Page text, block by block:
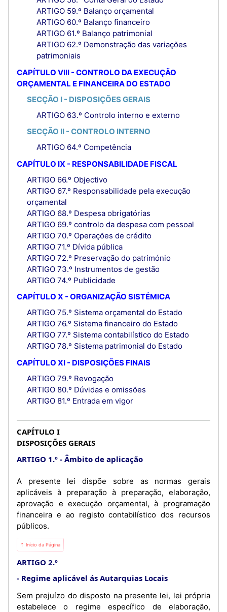
ARTIGO 59.º Balanço orçamental
ARTIGO 60.º Balanço financeiro
ARTIGO 61.º Balanço patrimonial
ARTIGO 62.º Demonstração das variações
patrimoniais
CAPÍTULO VIII - CONTROLO DA EXECUÇÃO
ORÇAMENTAL E FINANCEIRA DO ESTADO
SECÇÃO I - DISPOSIÇÕES GERAIS
ARTIGO 63.º Controlo interno e externo
SECÇÃO II - CONTROLO INTERNO
ARTIGO 64.º Competência
CAPÍTULO IX - RESPONSABILIDADE FISCAL
ARTIGO 66.º Objectivo
ARTIGO 67.º Responsabilidade pela execução
orçamental
ARTIGO 68.º Despesa obrigatórias
ARTIGO 69.º controlo da despesa com pessoal
ARTIGO 70.º Operações de crédito
ARTIGO 71.º Dívida pública
ARTIGO 72.º Preservação do património
ARTIGO 73.º Instrumentos de gestão
ARTIGO 74.º Publicidade
CAPÍTULO X - ORGANIZAÇÃO SISTÉMICA
ARTIGO 75.º Sistema orçamental do Estado
ARTIGO 76.º Sistema financeiro do Estado
ARTIGO 77.º Sistema contabilístico do Estado
ARTIGO 78.º Sistema patrimonial do Estado
CAPÍTULO XI - DISPOSIÇÕES FINAIS
ARTIGO 79.º Revogação
ARTIGO 80.º Dúvidas e omissões
ARTIGO 81.º Entrada em vigor
CAPÍTULO I
DISPOSIÇÕES GERAIS
ARTIGO 1.º
Âmbito de aplicação
A presente lei dispõe sobre as normas gerais
aplicáveis à preparação à preparação, elaboração,
aprovação e execução orçamental, à programação
financeira e ao registo contabilístico dos recursos
públicos.
⇡ Início da Página
ARTIGO 2.º
Regime aplicável ás Autarquias Locais
Sem prejuízo do disposto na presente lei, lei própria
estabelece o regime específico de elaboração,